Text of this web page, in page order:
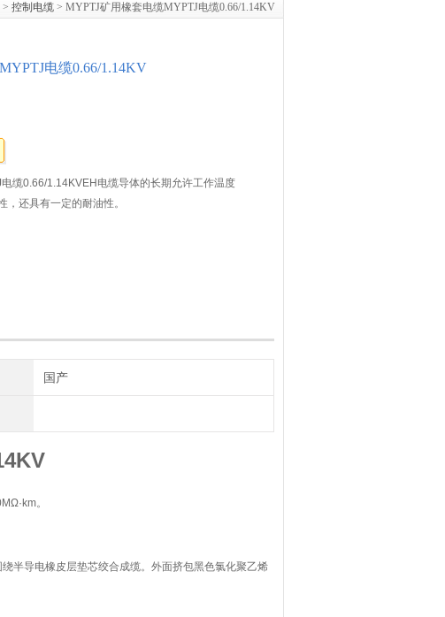
> 控制电缆 > MYPTJ矿用橡套电缆MYPTJ电缆0.66/1.14KV
电缆0.66/1.14KV
缆0.66/1.14KVEH电缆导体的长期允许工作温度
还具有一定的耐油性。
国产
。
半导电橡皮层垫芯绞合成缆。外面挤包黑色氯化聚乙烯